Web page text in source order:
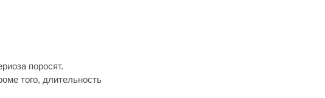
поросят.
того, длительность